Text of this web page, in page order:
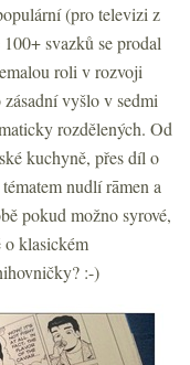
(pro televizi z
svazků se prodal
roli v rozvoji
vyšlo v sedmi
rozdělených. Od
kuchyně, přes díl o
nudlí rāmen a
pokud možno syrové,
o klasickém
:-)